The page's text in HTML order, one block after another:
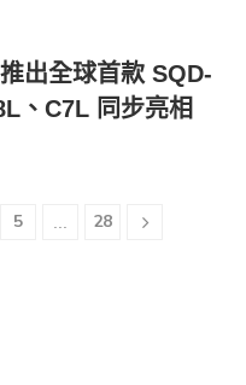
出全球首款 SQD-
、C7L 同步亮相
5 28